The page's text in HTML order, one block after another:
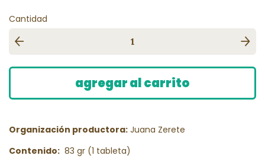
Cantidad
Organización productora: Juana Zerete
Contenido: 83 gr (1 tableta)